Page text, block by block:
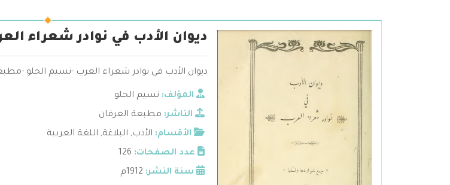
ديوان الأدب في نوادر شعراء
ديوان الأدب في نوادر شعراء العرب -نسيم الحلو -
المؤلف: نسيم الحلو
الناشر: مطبعة العرفان
الأقسام: الأدب, البلاغة, اللغة العربية
عدد الصفحات: 126
سنة النشر: 1912م